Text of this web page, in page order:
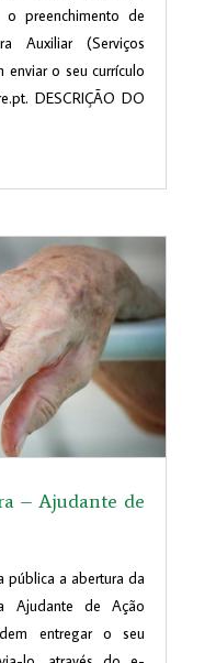
preenchimento de
Auxiliar (Serviços
enviar o seu currículo
DESCRIÇÃO DO
– Ajudante de
pública a abertura da
Ajudante de Ação
entregar o seu